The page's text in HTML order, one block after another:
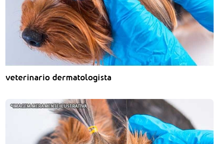
veterinario dermatologista